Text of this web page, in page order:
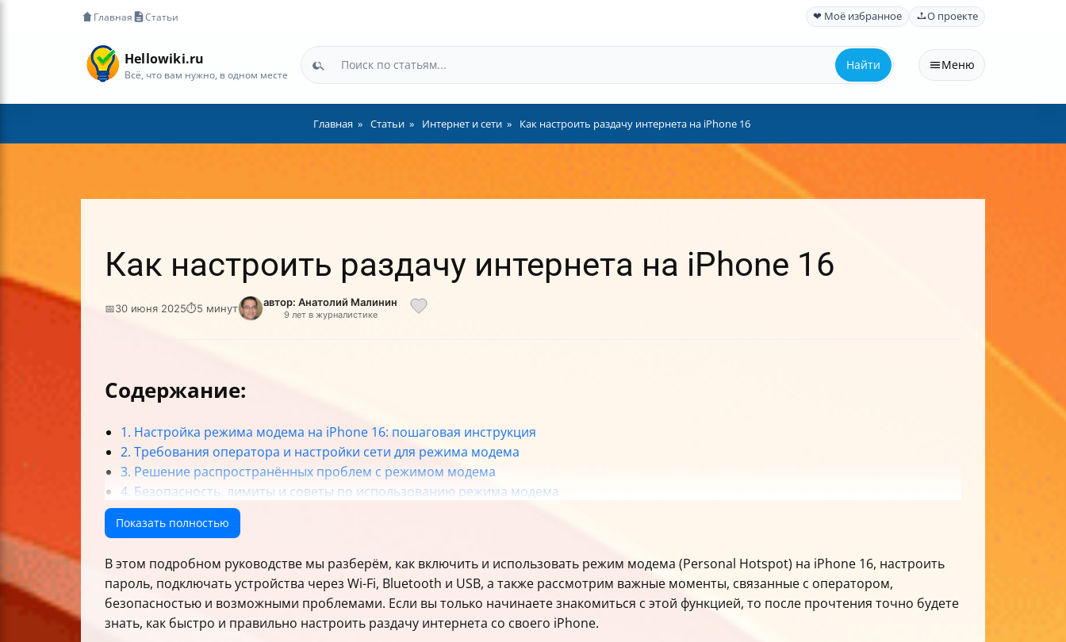
Главная Статьи ❤ Моё избранное О проекте
Hellowiki.ru
Всё, что вам нужно, в одном месте
Найти Меню
Главная Статьи Интернет и сети Как настроить раздачу интернета на iPhone 16
Как настроить раздачу интернета на iPhone 16
📅30 июня 2025⏱5 минут автор: Анатолий Малинин
9 лет в журналистике
Содержание:
1. Настройка режима модема на iPhone 16: пошаговая инструкция
2. Требования оператора и настройки сети для режима модема
3. Решение распространённых проблем с режимом модема
4. Безопасность, лимиты и советы по использованию режима модема
5. Отключение режима модема и дополнительные рекомендации
Итог
Показать полностью
В этом подробном руководстве мы разберём, как включить и использовать режим модема (Personal Hotspot) на iPhone 16, настроить
пароль, подключать устройства через Wi-Fi, Bluetooth и USB, а также рассмотрим важные моменты, связанные с оператором,
безопасностью и возможными проблемами. Если вы только начинаете знакомиться с этой функцией, то после прочтения точно будете
знать, как быстро и правильно настроить раздачу интернета со своего iPhone.